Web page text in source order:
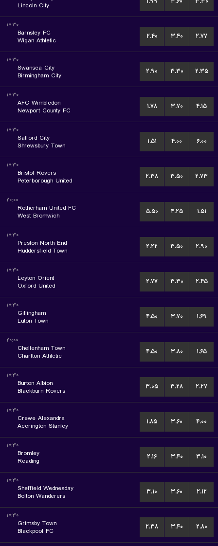
Lincoln City
۱۷:۳۰
Barnsley FC
Wigan Athletic
۲.۴۰ ۳.۴۰ ۲.۷۷
۱۷:۳۰
Swansea City
Birmingham City
۲.۹۰ ۳.۳۰ ۲.۳۵
۱۷:۳۰
AFC Wimbledon
Newport County FC
۱.۷۸ ۳.۷۰ ۴.۱۵
۱۷:۳۰
Salford City
Shrewsbury Town
۱.۵۱ ۴.۰۰ ۶.۰۰
۱۷:۳۰
Bristol Rovers
Peterborough United
۲.۳۸ ۳.۵۰ ۲.۷۳
۲۰:۰۰
Rotherham United FC
West Bromwich
۵.۵۰ ۴.۲۵ ۱.۵۱
۱۷:۳۰
Preston North End
Huddersfield Town
۲.۲۲ ۳.۵۰ ۲.۹۰
۱۷:۳۰
Leyton Orient
Oxford United
۲.۷۷ ۳.۳۰ ۲.۴۵
۱۷:۳۰
Gillingham
Luton Town
۴.۵۰ ۳.۷۰ ۱.۶۹
۲۰:۰۰
Cheltenham Town
Charlton Athletic
۴.۵۰ ۳.۸۰ ۱.۶۵
۱۷:۳۰
Burton Albion
Blackburn Rovers
۳.۰۵ ۳.۲۸ ۲.۲۷
۱۷:۳۰
Crewe Alexandra
Accrington Stanley
۱.۸۵ ۳.۶۰ ۴.۰۰
۱۷:۳۰
Bromley
Reading
۲.۱۶ ۳.۴۰ ۳.۱۰
۱۷:۳۰
Sheffield Wednesday
Bolton Wanderers
۳.۱۰ ۳.۶۰ ۲.۱۲
۱۷:۳۰
Grimsby Town
Blackpool FC
۲.۳۸ ۳.۴۰ ۲.۸۰